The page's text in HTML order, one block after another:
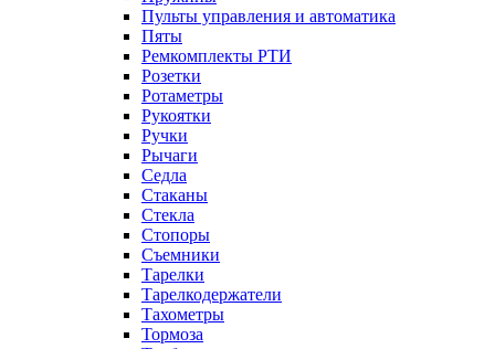
Пульты управления и автоматика
Пяты
Ремкомплекты РТИ
Розетки
Ротаметры
Рукоятки
Ручки
Рычаги
Седла
Стаканы
Стекла
Стопоры
Съемники
Тарелки
Тарелкодержатели
Тахометры
Тормоза